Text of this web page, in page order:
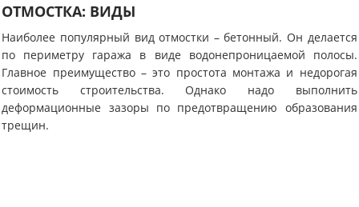
ОТМОСТКА: ВИДЫ
Наиболее популярный вид отмостки – бетонный. Он делается
по периметру гаража в виде водонепроницаемой полосы.
Главное преимущество – это простота монтажа и недорогая
стоимость строительства. Однако надо выполнить
деформационные зазоры по предотвращению образования
трещин.